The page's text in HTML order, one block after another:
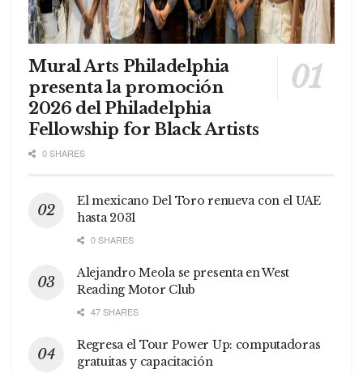
Mural Arts Philadelphia
presenta la promoción
2026 del Philadelphia
Fellowship for Black Artists
0 SHARES
El mexicano Del Toro renueva con el UAE
hasta 2031
0 SHARES
Alejandro Meola se presenta en West
Reading Motor Club
47 SHARES
Regresa el Tour Power Up: computadoras
gratuitas y capacitación